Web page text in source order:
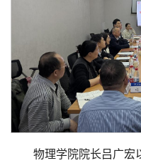
物理学院院长吕广宏